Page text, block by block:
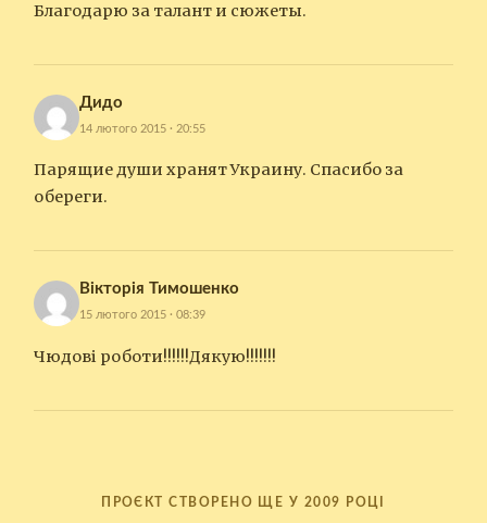
Благодарю за талант и сюжеты.
Дидо
14 лютого 2015 · 20:55
Парящие души хранят Украину. Спасибо за
обереги.
Вікторія Тимошенко
15 лютого 2015 · 08:39
Чюдові роботи!!!!!!Дякую!!!!!!!
ПРОЄКТ СТВОРЕНО ЩЕ У 2009 РОЦІ